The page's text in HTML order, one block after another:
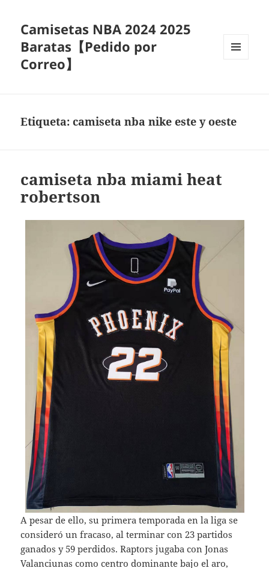
Camisetas NBA 2024 2025
Baratas【Pedido por
Correo】
Etiqueta:camiseta nba nike este y oeste
camiseta nba miami heat
robertson
A pesar de ello, su primera temporada en la liga se
consideró un fracaso, al terminar con 23 partidos
ganados y 59 perdidos. Raptors jugaba con Jonas
Valanciunas como centro dominante bajo el aro,